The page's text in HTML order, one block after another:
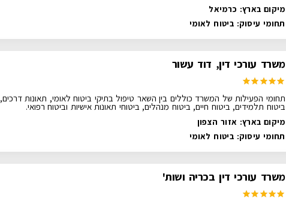
מיקום בארץ: כרמיאל
תחומי עיסוק:ביטוח לאומי
משרד עורכי דין, דוד עשור
תחומי הפעילות של המשרד כוללים בין השאר טיפול בתיקי ביטוח לאומי, תאונות דרכים,
ביטוח תלמידים, ביטוח חיים, ביטוח מנהלים, ביטוחי תאונות אישיות וביטוח רפואי.
מיקום בארץ: אזור הצפון
תחומי עיסוק:ביטוח לאומי
משרד עורכי דין בכריה ושות'